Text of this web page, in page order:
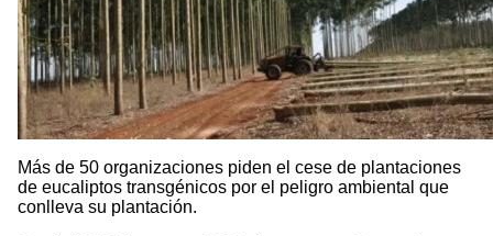
Más de 50 organizaciones piden el cese de plantaciones
de eucaliptos transgénicos por el peligro ambiental que
conlleva su plantación.